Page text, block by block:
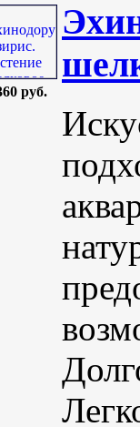
руб.